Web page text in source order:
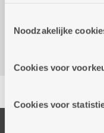
cookies hebben we
cookies worden
informatie over jouw
partners kunnen
Noodzakelijke
Cookies voor
Cookies voor
Frans
2600 Berchem